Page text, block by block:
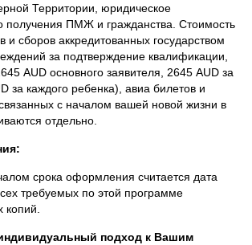
Территории, юридическое
получения ПМЖ и гражданства. Стоимость
и сборов аккредитованных государством
за подтверждение квалификации,
AUD основного заявителя, 2645 AUD за
за каждого ребенка), авиа билетов и
с началом вашей новой жизни в
отдельно.
срока оформления считается дата
требуемых по этой программе
копий.
подход к Вашим